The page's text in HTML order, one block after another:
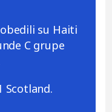
su Haiti
C grupe
Scotland.